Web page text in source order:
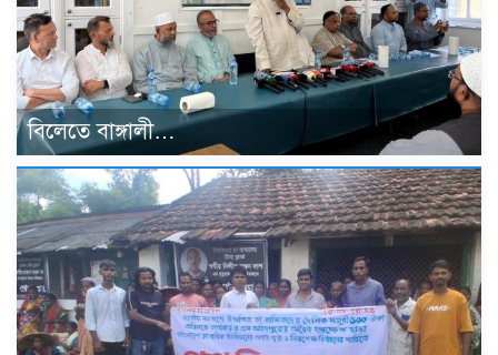
বিলেতে বাঙ্গালী…